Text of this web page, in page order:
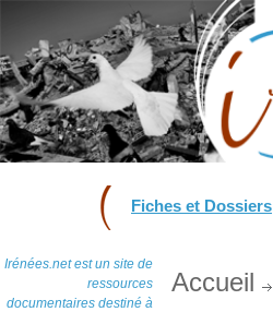
Fiches et Dossiers
Irénées.net est un site de
ressources
documentaires destiné à
Accueil